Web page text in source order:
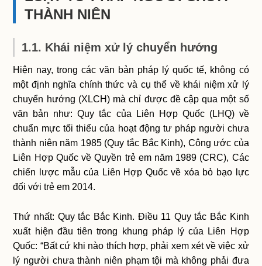
THÀNH NIÊN
1.1. Khái niệm xử lý chuyển hướng
Hiện nay, trong các văn bản pháp lý quốc tế, không có
một định nghĩa chính thức và cụ thể về khái niệm xử lý
chuyển hướng (XLCH) mà chỉ được đề cập qua một số
văn bản như: Quy tắc của Liên Hợp Quốc (LHQ) về
chuẩn mực tối thiểu của hoạt động tư pháp người chưa
thành niên năm 1985 (Quy tắc Bắc Kinh), Công ước của
Liên Hợp Quốc về Quyền trẻ em năm 1989 (CRC), Các
chiến lược mẫu của Liên Hợp Quốc về xóa bỏ bạo lực
đối với trẻ em 2014.
Thứ nhất: Quy tắc Bắc Kinh. Điều 11 Quy tắc Bắc Kinh
xuất hiện đầu tiên trong khung pháp lý của Liên Hợp
Quốc: “Bất cứ khi nào thích hợp, phải xem xét về việc xử
lý người chưa thành niên phạm tội mà không phải đưa